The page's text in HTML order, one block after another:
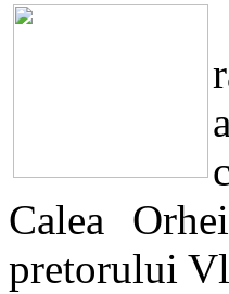
Calea
pretorului